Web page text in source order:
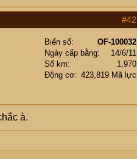
#42
Biển số
OF-100032
Ngày cấp bằng
14/6/11
Số km
1,970
Động cơ
423,819 Mã lực
à.